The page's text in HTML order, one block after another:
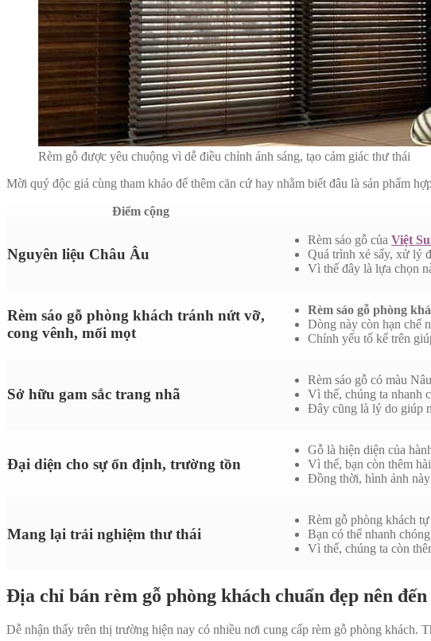
Rèm gỗ được yêu chuộng vì dễ điều chỉnh ánh sáng, tạo cảm giác thư thái
Mời quý độc giả cùng tham khảo để thêm căn cứ hay nhằm biết đâu là sản phẩm
Điểm cộng
Nguyên liệu Châu Âu
Rèm sáo gỗ của Việt
Quá trình xẻ sấy, xử lý
Vì thế đây là lựa chọn
Rèm sáo gỗ phòng khách tránh nứt vỡ,
cong vênh, mối mọt
Rèm sáo gỗ phòng
Dòng này còn hạn chế
Chính yếu tố kể trên
Sở hữu gam sắc trang nhã
Rèm sáo gỗ có màu
Vì thế, chúng ta nhanh
Đây cũng là lý do giúp
Đại diện cho sự ổn định, trường tồn
Gỗ là hiện diện của
Vì thế, bạn còn thêm
Đồng thời, hình ảnh
Mang lại trải nghiệm thư thái
Rèm gỗ phòng khách
Bạn có thể nhanh chóng
Vì thế, chúng ta còn
Địa chỉ bán rèm gỗ phòng khách chuẩn đẹp nên đến
Dễ nhận thấy trên thị trường hiện nay có nhiều nơi cung cấp rèm gỗ phòng khách.